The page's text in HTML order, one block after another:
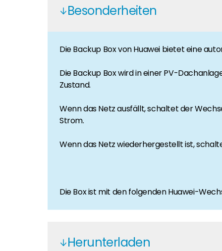
Karriere
Sie suchen nach einem Job in der Erneuerbaren
Hauseigentümer
Wenn Sie auf der Suche nach wichtigen
Besonderheiten
Die Backup Box von Huawei bietet eine
Die Backup Box wird in einer PV-
Zustand.
Wenn das Netz ausfällt, schaltet der
Strom.
Wenn das Netz wiederhergestellt ist,
Die Box ist mit den folgenden Huawei-
Herunterladen